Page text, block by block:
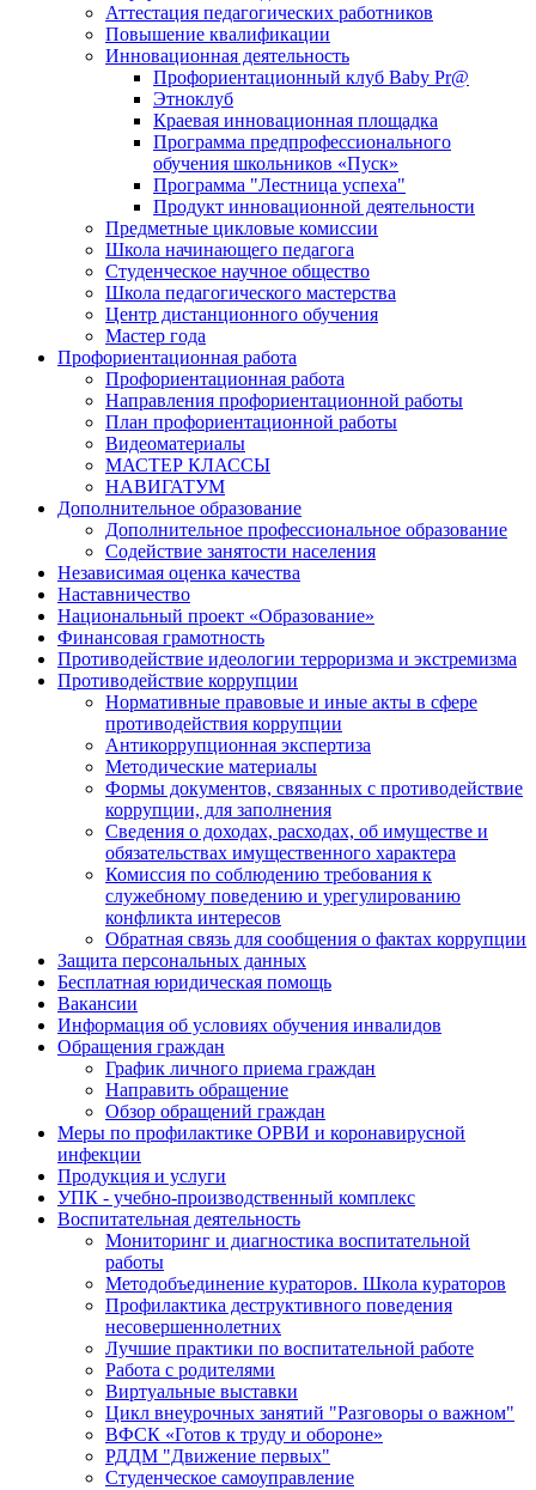
Аттестация педагогических работников
Повышение квалификации
Инновационная деятельность
Профориентационный клуб Baby Pr@
Этноклуб
Краевая инновационная площадка
Программа предпрофессионального
обучения школьников «Пуск»
Программа "Лестница успеха"
Продукт инновационной деятельности
Предметные цикловые комиссии
Школа начинающего педагога
Студенческое научное общество
Школа педагогического мастерства
Центр дистанционного обучения
Мастер года
Профориентационная работа
Профориентационная работа
Направления профориентационной работы
План профориентационной работы
Видеоматериалы
МАСТЕР КЛАССЫ
НАВИГАТУМ
Дополнительное образование
Дополнительное профессиональное образование
Содействие занятости населения
Независимая оценка качества
Наставничество
Национальный проект «Образование»
Финансовая грамотность
Противодействие идеологии терроризма и экстремизма
Противодействие коррупции
Нормативные правовые и иные акты в сфере
противодействия коррупции
Антикоррупционная экспертиза
Методические материалы
Формы документов, связанных с противодействие
коррупции, для заполнения
Сведения о доходах, расходах, об имуществе и
обязательствах имущественного характера
Комиссия по соблюдению требования к
служебному поведению и урегулированию
конфликта интересов
Обратная связь для сообщения о фактах коррупции
Защита персональных данных
Бесплатная юридическая помощь
Вакансии
Информация об условиях обучения инвалидов
Обращения граждан
График личного приема граждан
Направить обращение
Обзор обращений граждан
Меры по профилактике ОРВИ и коронавирусной
инфекции
Продукция и услуги
УПК - учебно-производственный комплекс
Воспитательная деятельность
Мониторинг и диагностика воспитательной
работы
Методобъединение кураторов. Школа кураторов
Профилактика деструктивного поведения
несовершеннолетних
Лучшие практики по воспитательной работе
Работа с родителями
Виртуальные выставки
Цикл внеурочных занятий "Разговоры о важном"
ВФСК «Готов к труду и обороне»
РДДМ "Движение первых"
Студенческое самоуправление